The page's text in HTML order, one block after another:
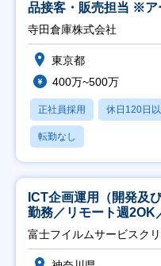
品接客・販売担当 ※ア
寺田倉庫株式会社
東京都
400万~500万
正社員採用 休日120日
転勤なし
ICT企画運用（開発及
勤務／リモート週2OK
富士フイルムサービスク